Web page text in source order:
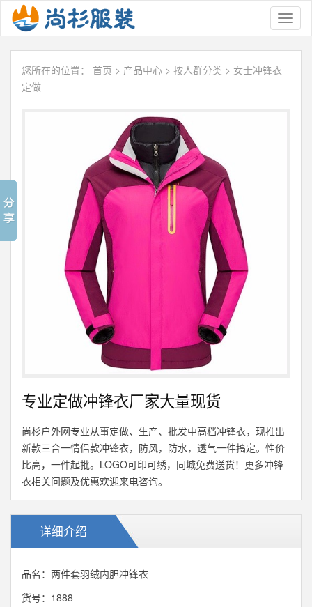
您所在的位置： 首页 > 产品中心 > 按人群分类 > 女士冲锋衣
定做
专业定做冲锋衣厂家大量现货
尚杉户外网专业从事定做、生产、批发中高档冲锋衣，现推出
新款三合一情侣款冲锋衣，防风，防水，透气一件搞定。性价
比高，一件起批。LOGO可印可绣，同城免费送货！更多冲锋
衣相关问题及优惠欢迎来电咨询。
详细介绍
品名：两件套羽绒内胆冲锋衣
货号：1888